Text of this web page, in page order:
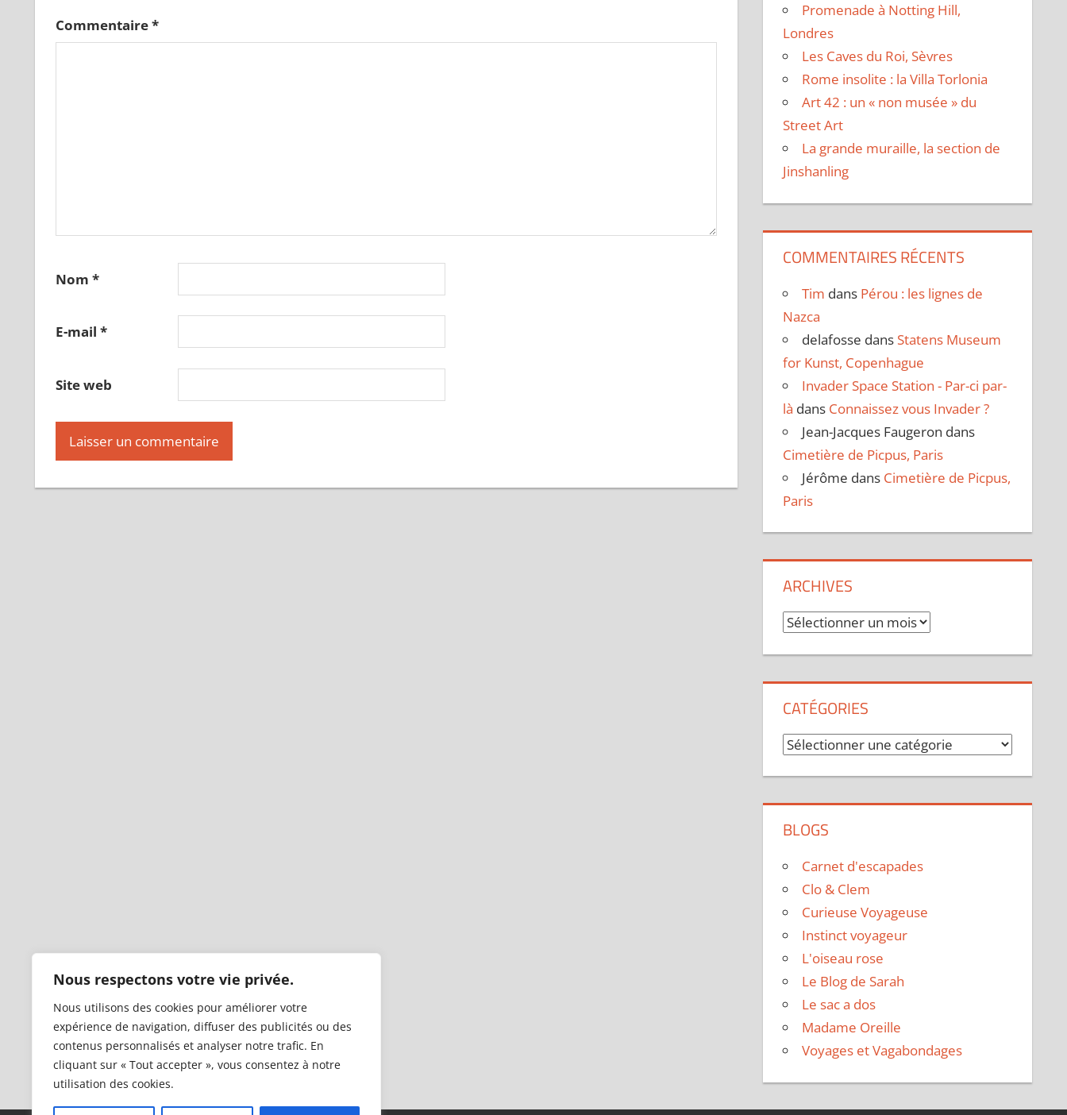
Nous respectons votre vie privée.
Nous utilisons des cookies pour améliorer votre
expérience de navigation, diffuser des publicités ou des
contenus personnalisés et analyser notre trafic. En
cliquant sur « Tout accepter », vous consentez à notre
utilisation des cookies.
Commentaire*
Nom *
E-mail *
Site web
Promenade à Notting Hill,
Londres
Les Caves du Roi, Sèvres
Rome insolite : la Villa Torlonia
Art 42 : un « non musée » du
Street Art
La grande muraille, la section de
Jinshanling
COMMENTAIRES RÉCENTS
Tim dans Pérou : les lignes de
Nazca
delafosse dans Statens Museum
for Kunst, Copenhague
Invader Space Station - Par-ci par-
là dans Connaissez vous Invader ?
Jean-Jacques Faugeron dans
Cimetière de Picpus, Paris
Jérôme dans Cimetière de Picpus,
Paris
ARCHIVES
Archives
CATÉGORIES
Catégories
BLOGS
Carnet d'escapades
Clo & Clem
Curieuse Voyageuse
Instinct voyageur
L'oiseau rose
Le Blog de Sarah
Le sac a dos
Madame Oreille
Voyages et Vagabondages